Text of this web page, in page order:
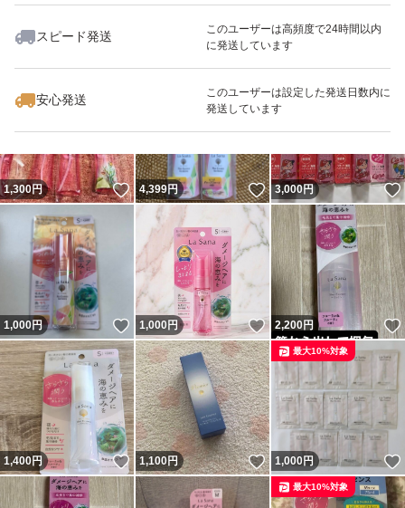
スピード発送
このユーザーは高頻度で24時間以内
に発送しています
安心発送
このユーザーは設定した発送日数内に
発送しています
いいね！
2,399
1,300円 いいね！
4,399円 いいね！
3,000円
1,000円 いいね！
1,000円 いいね！
2,200円
1,400円 いいね！
1,100円 いいね！
1,000円
最大10%対象
最大10%対象